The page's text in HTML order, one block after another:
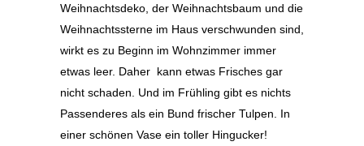
Weihnachtsdeko, der Weihnachtsbaum und die
Weihnachtssterne im Haus verschwunden sind,
wirkt es zu Beginn im Wohnzimmer immer
etwas leer. Daher kann etwas Frisches gar
nicht schaden. Und im Frühling gibt es nichts
Passenderes als ein Bund frischer Tulpen. In
einer schönen Vase ein toller Hingucker!